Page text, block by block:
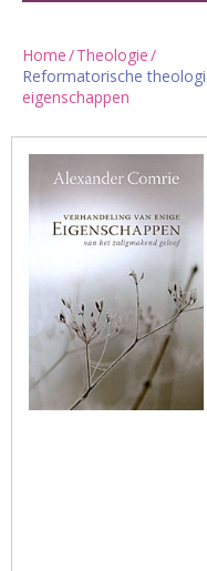
Home/Theologie/
Reformatorische
eigenschappen